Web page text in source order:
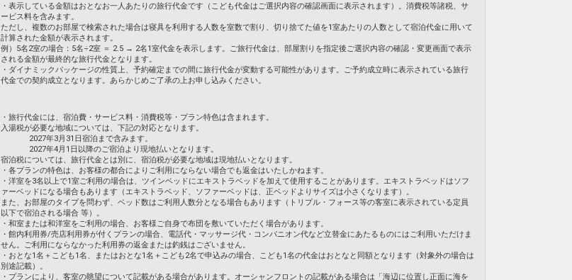
・最寄り駅・名鉄「犬山遊園駅」より、徒歩7分
・名鉄「名古屋駅」より、名鉄快速特急・特急で約25分
・名鉄「中部国際空港駅」より、名鉄ミュースカイで約55分
＜車をご利用の場合＞
・名神高速 「小牧IC」より、約25分
・中央自動車道 「小牧東IC」より、約25分
設定期間：2026年4月1日～2026年11月30日
インターネットコース番号：DP-1-17206779
・表示している金額はおとなお一人あたりの旅行代金です（こども代金はご選択内容の確認画面に表示されます）。消費税等諸税、サ
ービス料を含みます。
ただし、複数のお部屋で検索された場合は寝具を利用する人数を室数で割り、切り捨てた値を1室あたりの人数として宿泊代金に用いて
計算された金額が表示されます。
例）5名2室の場合：5名÷2室 ＝ 2.5 → 2名1室代金を表示します。ご旅行代金は、部屋割りを指定後ご選択内容の確認・変更画面で表示
される金額が最終的な旅行代金となります。
・ダイナミックパッケージの性質上、予約確定までの間に旅行代金が変動する可能性があります。ご予約成立時に表示されている旅行
代金での契約成立となります。あらかじめご了承の上お申し込みください。
・旅行代金には、宿泊費・サービス料・消費税等・プラン特色は含まれます。
入湯税が必要な地域については、下記の対応となります。
2027年3月31日宿泊まで含みます。
2027年4月1日以降のご宿泊より現地払いとなります。
宿泊税については、旅行代金とは別に、宿泊税が必要な地域は現地払いとなります。
・各プランの特色は、お客様の都合によりご利用にならない場合でも返金はいたしかねます。
・洋室を3名以上で1室ご利用の場合は、ツインベッドにエキストラベッドを加えて使用することがあります。エキストラベッドはソフ
ァーベッドになる場合もあります（エキストラベッド、ソファーベッドは、正ベッドよりサイズは小さくなります）。
また、お部屋のタイプを問わず、ベッド数はご利用人数分となる場合もあります（トリプル・フォース等の客室に表示されている定員
以下で宿泊される場合 等）。
・和室または和洋室をご利用の場合、お客様ご自身で布団を敷いていただく場合があります。
・館内利用券/売店利用券が付くプランの場合、電話代・マッサージ代・コンパニオン代など立替金にあたるものにはご利用いただけま
せん。ご利用にならなかった利用券の返金または釣銭はございません。
・おとな1名＋こども1名、またはおとな1名＋こども2名で申込みの場合、こども1名の代金はおとなと同額となります（対象外の場合は
別途記載）。
・プランにより、客室の眺望について記載がある場合があります。オーシャンフロントの記載がある場合は「海辺に位置し正面に海を